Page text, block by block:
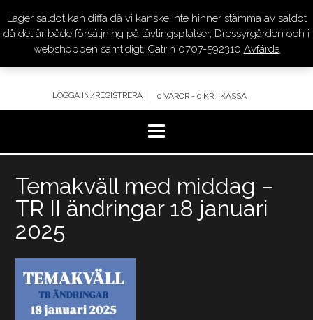
innehåll
DRESSYR.COM
KVALITET – KOMPETENS – SERVICE
LOGGA IN/REGISTRERA 0 VAROR - 0 KR KASSA
Temakväll med middag –
TR II ändringar 18 januari
2025
Lager saldot kan diffa då vi kanske inte hinner stämma av saldot
då det är både försäljning på tävlingsplatser, Dressyrgården och i
webshoppen samtidigt. Catrin 0707-592310 Avfärda